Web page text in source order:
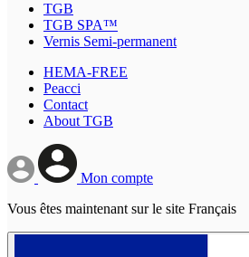
TGB
TGB SPA™
Vernis Semi-permanent
HEMA-FREE
Peacci
Contact
About TGB
Mon compte
Vous êtes maintenant sur le site Français